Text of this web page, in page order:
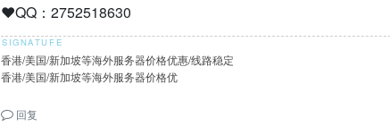
❤️QQ：2752518630
香港/美国/新加坡等海外服务器价格优惠/线路稳定
香港/美国/新加坡等海外服务器价格优
回复